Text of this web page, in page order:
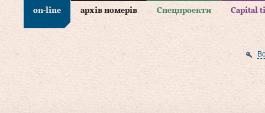
on-line архів номерів Спецпроекти Capital